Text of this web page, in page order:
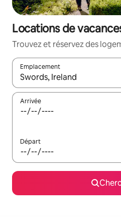
Locations de
Trouvez et réservez des
Emplacement
Quand les résultats sont
Arrivée
Départ